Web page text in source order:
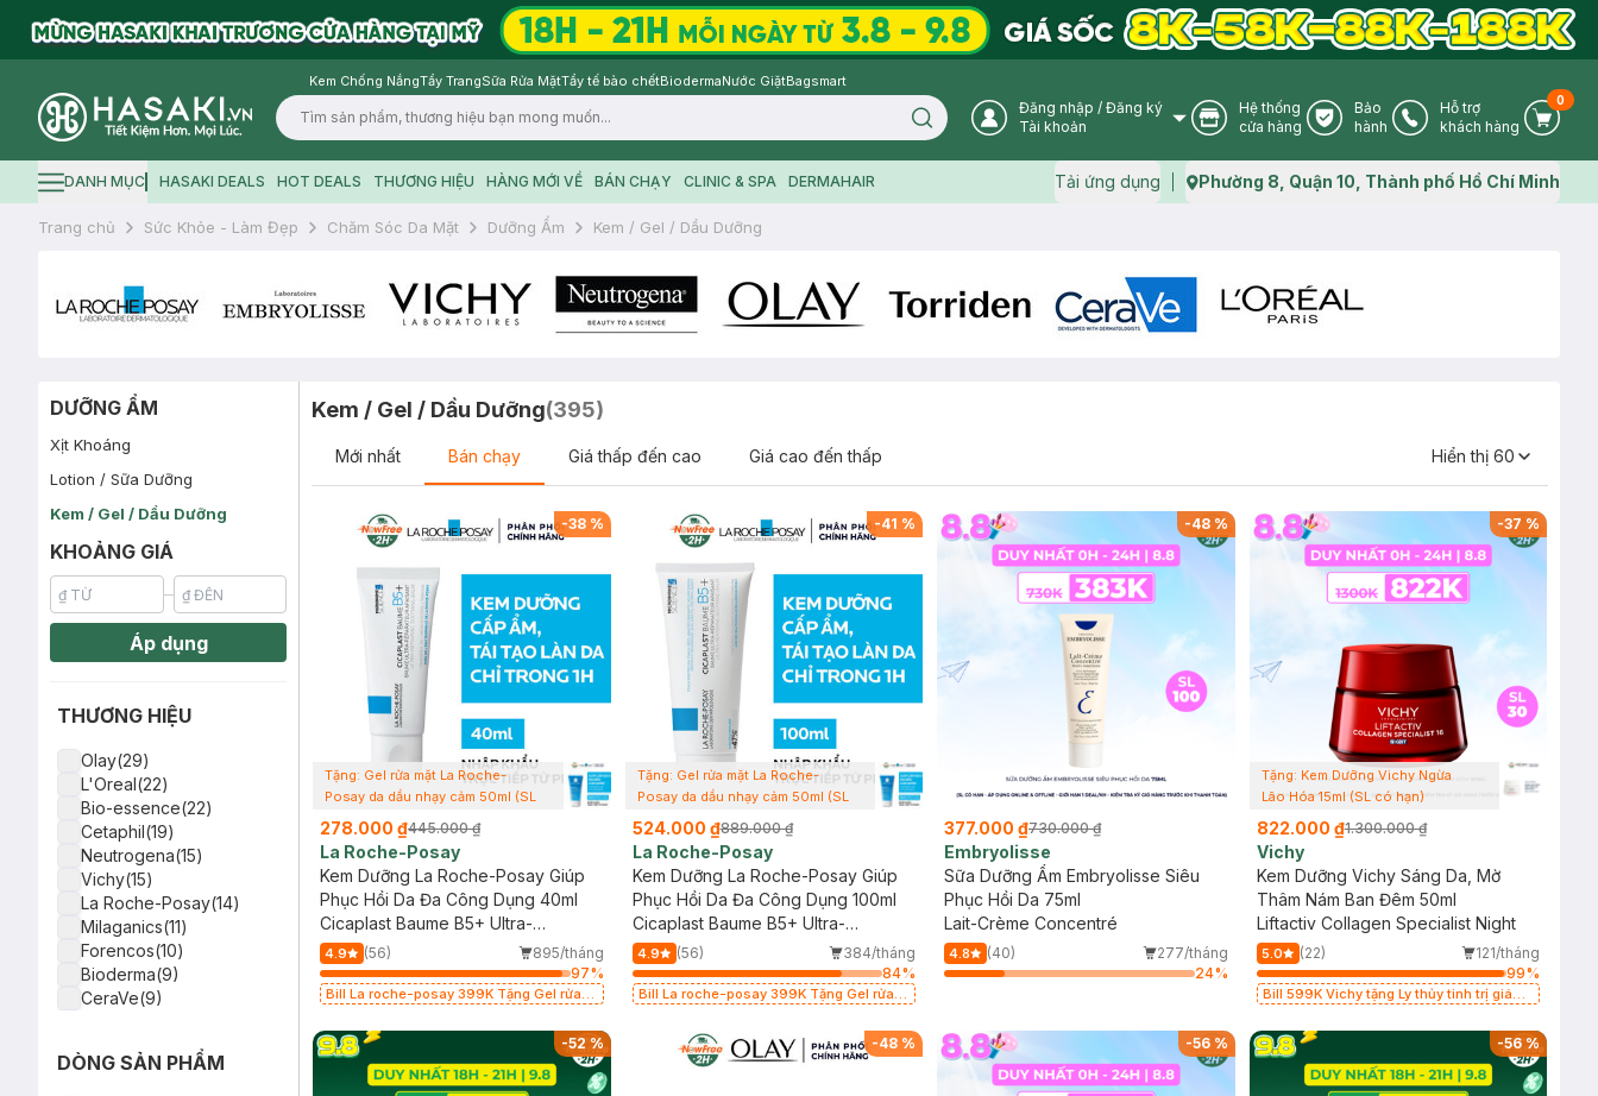
Kem Chống NắngTẩy TrangSữa Rửa MặtTẩy tế bào chếtBiodermaNước GiặtBagsmart
Logo
Search icon User Icon
Đăng nhập / Đăng ký
Tài khoản
Store Icon
Hệ thống
cửa hàng
Warranty Icon
Bảo
hành
Phone Icon
Hỗ trợ
khách hàng
Cart
0
Hamburger icon
DANH MỤC HASAKI DEALS HOT DEALS THƯƠNG HIỆU HÀNG MỚI VỀ BÁN CHẠY CLINIC & SPA DERMAHAIR Tải ứng dụng Map icon
Phường 8, Quận 10, Thành phố Hồ Chí Minh
Trang chủ Sức Khỏe - Làm Đẹp Chăm Sóc Da Mặt Dưỡng Ẩm Kem / Gel / Dầu Dưỡng
DƯỠNG ẨM
Xịt Khoáng
Lotion / Sữa Dưỡng
Kem / Gel / Dầu Dưỡng
KHOẢNG GIÁ
Áp dụng
THƯƠNG HIỆU
Olay(29)
L'Oreal(22)
Bio-essence(22)
Cetaphil(19)
Neutrogena(15)
Vichy(15)
La Roche-Posay(14)
Milaganics(11)
Forencos(10)
Bioderma(9)
CeraVe(9)
Swiss Image(8)
DÒNG SẢN PHẨM
Kem / Gel / Dầu Dưỡng(395)
Mới nhất Bán chạy Giá thấp đến cao Giá cao đến thấp Hiển thị 60
-38%
Tặng: Gel rửa mặt La Roche-
Posay da dầu nhạy cảm 50ml (SL
278.000 ₫445.000 ₫
La Roche-Posay
Kem Dưỡng La Roche-Posay Giúp
Phục Hồi Da Đa Công Dụng 40ml
Cicaplast Baume B5+ Ultra-
Repairing Soothing Balm
4.9 (56)
895/tháng
97%
Bill La roche-posay 399K Tặng Gel rửa
-41 %
Tặng: Gel rửa mặt La Roche-
Posay da dầu nhạy cảm 50ml (SL
524.000 ₫889.000 ₫
La Roche-Posay
Kem Dưỡng La Roche-Posay Giúp
Phục Hồi Da Đa Công Dụng 100ml
Cicaplast Baume B5+ Ultra-
Repairing Soothing Balm
4.9 (56)
384/tháng
84%
Bill La roche-posay 399K Tặng Gel rửa
-48%
377.000 ₫730.000 ₫
Embryolisse
Sữa Dưỡng Ẩm Embryolisse Siêu
Phục Hồi Da 75ml
Lait-Crème Concentré
4.8 (40)
277/tháng
24%
-37 %
Tặng: Kem Dưỡng Vichy Ngừa
Lão Hóa 15ml (SL có hạn)
822.000 ₫1.300.000 ₫
Vichy
Kem Dưỡng Vichy Sáng Da, Mờ
Thâm Nám Ban Đêm 50ml
Liftactiv Collagen Specialist Night
5.0 (22)
121/tháng
99%
Bill 599K Vichy tặng Ly thủy tinh trị giá
-52 % -48 % -56% -56 %